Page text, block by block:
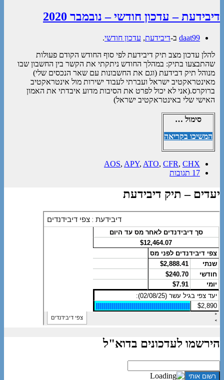
דיבידעת – עדכון חודשי – נובמבר 2020
daat99 ב-דיבידעת, עדכון חודשי.
להלן עדכון מצב תיק דיבידעת לפי סוף החודש הקודם פעולות
שהתבצעו בתיק: במהלך החודש ניתקתי את הקשר בין החשבון שבו
מנוהל תיק דבידעת (וגם את החשבונות עם שאר הנכסים שלי)
מאינטראקטיב ישראל ועברתי לעבוד ישירות מול אינטראקטיב
ברוקרס.(אני לא יכול לפרט את הסיבות מדוע איבדתי את האמון
האישי שלי באינטראקטיב ישראל)
סימול …
המשיכו בקריאה
AOS, APY, ATO, CFR, CHX
17 תגובות
יעדים – תיק דיבידעת
הירשמו לעדכונים בדוא"ל